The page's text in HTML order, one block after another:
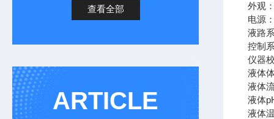
查看全部
ARTICLE
外观
电源
液路
控制
仪器
液体
液体
液体
液体